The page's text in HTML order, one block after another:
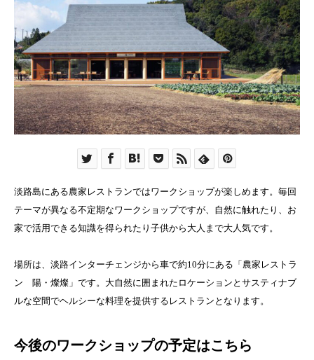
淡路島にある農家レストランではワークショップが楽しめます。毎回
テーマが異なる不定期なワークショップですが、自然に触れたり、お
家で活用できる知識を得られたり子供から大人まで大人気です。
場所は、淡路インターチェンジから車で約10分にある「農家レストラ
ン 陽・燦燦」です。大自然に囲まれたロケーションとサスティナブ
ルな空間でヘルシーな料理を提供するレストランとなります。
今後のワークショップの予定はこちら